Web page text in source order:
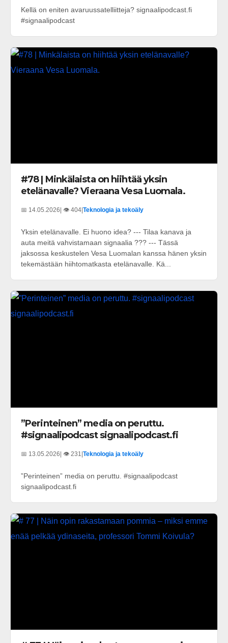
Kellä on eniten avaruussatelliitteja? signaalipodcast.fi
#signaalipodcast
#78 | Minkälaista on hiihtää yksin
etelänavalle? Vieraana Vesa Luomala.
📅 14.05.2026 | 👁️ 404 Teknologia ja tekoäly
Yksin etelänavalle. Ei huono idea? --- Tilaa kanava ja
auta meitä vahvistamaan signaalia ??? --- Tässä
jaksossa keskustelen Vesa Luomalan kanssa hänen yksin
tekemästään hiihtomatkasta etelänavalle. Kä...
”Perinteinen” media on peruttu.
#signaalipodcast signaalipodcast.fi
📅 13.05.2026| 👁️ 231 |Teknologia ja tekoäly
”Perinteinen” media on peruttu. #signaalipodcast
signaalipodcast.fi